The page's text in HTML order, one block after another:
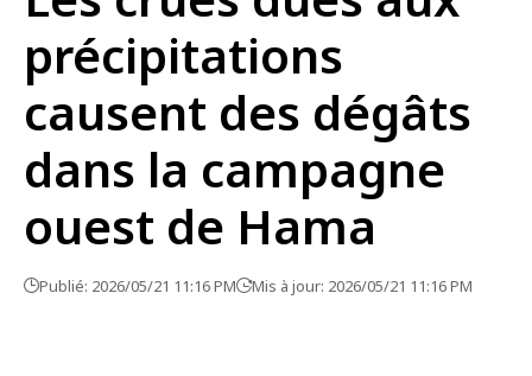
précipitations
causent des dégâts
dans la campagne
ouest de Hama
Publié: 2026/05/21 11:16 PM Mis à jour: 2026/05/21 11:16 PM